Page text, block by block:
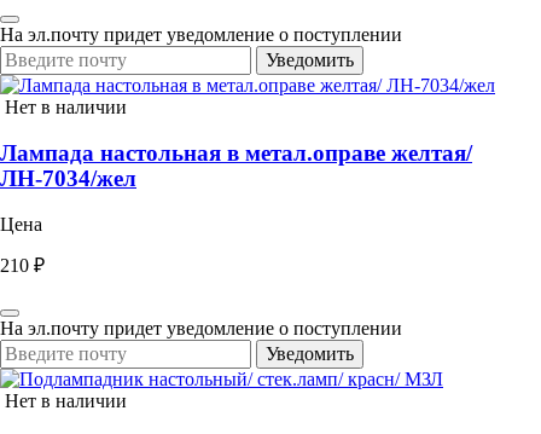
На эл.почту придет уведомление о поступлении
Уведомить
Нет в наличии
Лампада настольная в метал.оправе желтая/
ЛН-7034/жел
Цена
210 ₽
На эл.почту придет уведомление о поступлении
Уведомить
Нет в наличии